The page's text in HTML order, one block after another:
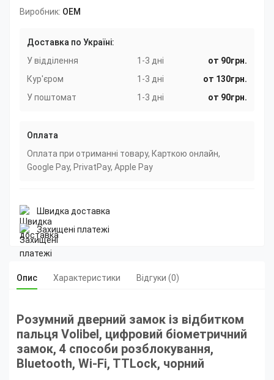
Виробник: OEM
Доставка по Україні:
У відділення
1-3 дні
от 90грн.
Кур'єром
1-3 дні
от 130грн.
У поштомат
1-3 дні от 90грн.
Оплата
Оплата при отриманні товару, Карткою онлайн,
Google Pay, PrivatPay, Apple Pay
Швидка доставка
Захищені платежі
Опис Характеристики Відгуки (0)
Розумний дверний замок із відбитком
пальця Volibel, цифровий біометричний
замок, 4 способи розблокування,
Bluetooth, Wi-Fi, TTLock, чорний